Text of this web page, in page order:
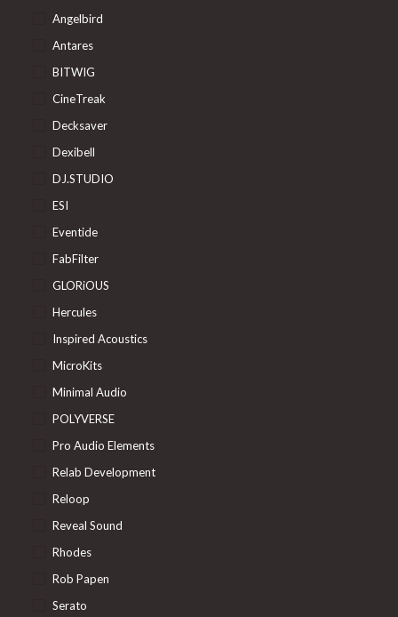
Angelbird
Antares
BITWIG
CineTreak
Decksaver
Dexibell
DJ.STUDIO
ESI
Eventide
FabFilter
GLORiOUS
Hercules
Inspired Acoustics
MicroKits
Minimal Audio
POLYVERSE
Pro Audio Elements
Relab Development
Reloop
Reveal Sound
Rhodes
Rob Papen
Serato